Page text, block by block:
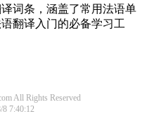
词条，涵盖了常用法语单
翻译入门的必备学习工
All Rights Reserved
7:40:12